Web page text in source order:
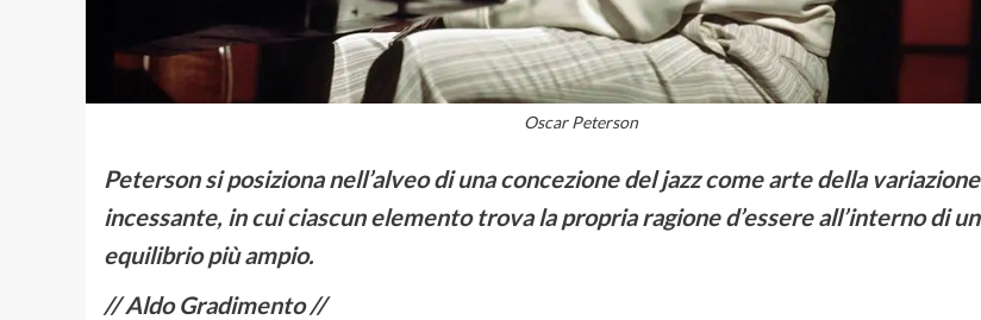
Oscar Peterson
Peterson si posiziona nell’alveo di una concezione del jazz come arte della variazione
incessante, in cui ciascun elemento trova la propria ragione d’essere all’interno di un
equilibrio più ampio.
// Aldo Gradimento //